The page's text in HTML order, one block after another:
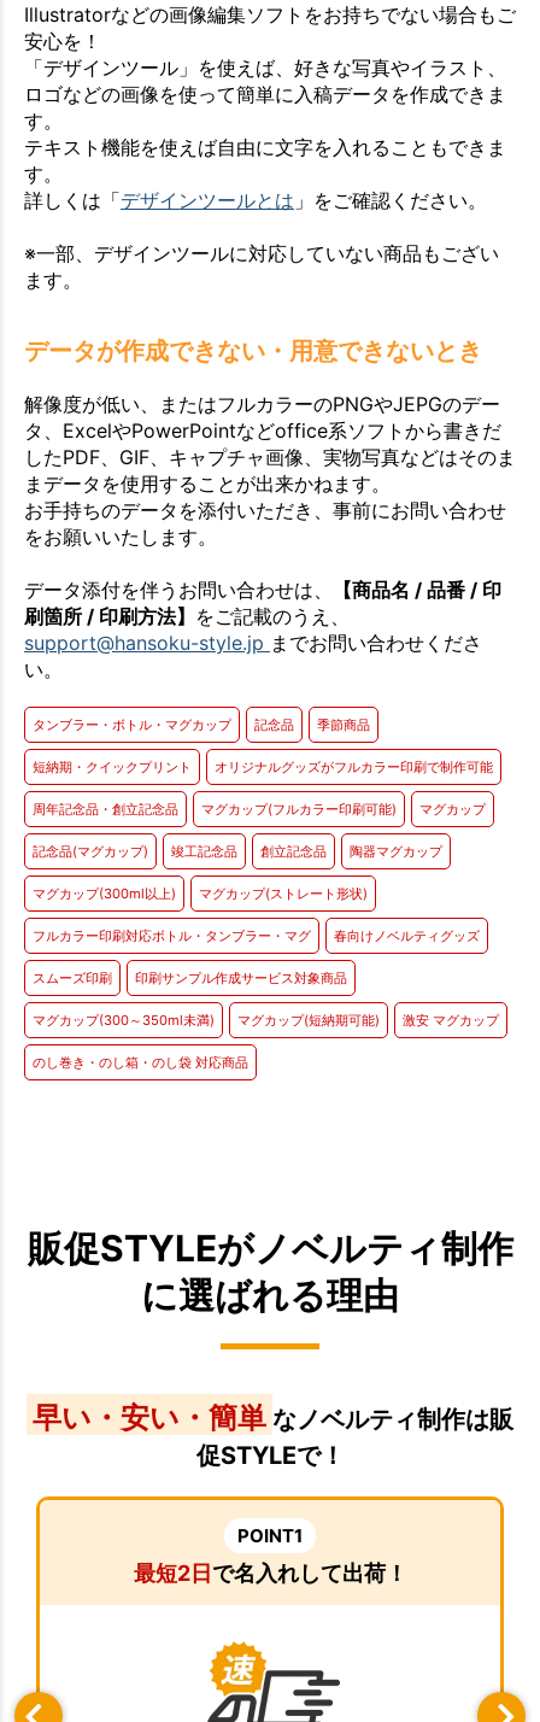
Illustratorなどの画像編集ソフトをお持ちでない場合もご
安心を！
「デザインツール」を使えば、好きな写真やイラスト、
ロゴなどの画像を使って簡単に入稿データを作成できま
す。
テキスト機能を使えば自由に文字を入れることもできま
す。
詳しくは「デザインツールとは 」をご確認ください。
※一部、デザインツールに対応していない商品もござい
ます。
データが作成できない・用意できないとき
解像度が低い、またはフルカラーのPNGやJEPGのデー
タ、ExcelやPowerPointなどoffice系ソフトから書きだ
したPDF、GIF、キャプチャ画像、実物写真などはそのま
まデータを使用することが出来かねます。
お手持ちのデータを添付いただき、事前にお問い合わせ
をお願いいたします。
データ添付を伴うお問い合わせは、
【商品名 / 品番 / 印
刷箇所 / 印刷方法】 をご記載のうえ、
support@hansoku-style.jp までお問い合わせくださ
い。
タンブラー・ボトル・マグカップ 記念品 季節商品
短納期・クイックプリント オリジナルグッズがフルカラー印刷で制作可能
周年記念品・創立記念品 マグカップ(フルカラー印刷可能) マグカップ
記念品(マグカップ) 竣工記念品 創立記念品 陶器マグカップ
マグカップ(300ml以上) マグカップ(ストレート形状)
フルカラー印刷対応ボトル・タンブラー・マグ 春向けノベルティグッズ
スムーズ印刷 印刷サンプル作成サービス対象商品
マグカップ(300～350ml未満) マグカップ(短納期可能) 激安 マグカップ
のし巻き・のし箱・のし袋 対応商品
販促STYLEがノベルティ制作
に選ばれる理由
早い・安い・簡単 なノベルティ制作は販
促STYLEで！
POINT1
最短2日 で名入れして出荷！